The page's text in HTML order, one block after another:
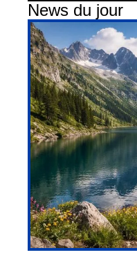
News du jour